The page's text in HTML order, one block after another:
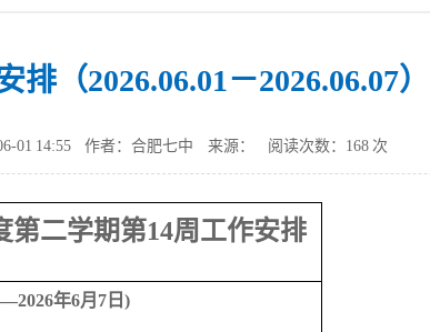
排（2026.06.01－2026.06.07）
01 14:55 作者：合肥七中 来源： 阅读次数： 168 次
第二学期第14周工作安排
年6月7日)